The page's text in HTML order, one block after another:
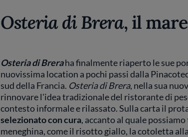
Osteria di Brera, il
Osteria di Breraha finalmente riaperto le sue
nuovissima location a pochi passi dalla
sud della Francia. Osteria di Brera, nella sua
rinnovare l'idea tradizionale del ristorante di
contesto informale e rilassato. Sulla carta il
selezionato con cura, accanto al quale
meneghina, come il risotto giallo, la cotoletta alla